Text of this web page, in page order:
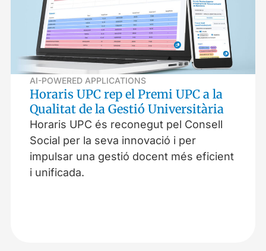
AI-POWERED APPLICATIONS
Horaris UPC rep el Premi UPC a la
Qualitat de la Gestió Universitària
Horaris UPC és reconegut pel Consell
Social per la seva innovació i per
impulsar una gestió docent més eficient
i unificada.